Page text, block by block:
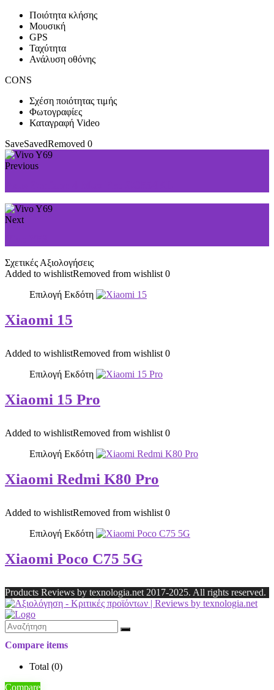
Ποιότητα κλήσης
Μουσική
GPS
Ταχύτητα
Ανάλυση οθόνης
CONS
Σχέση ποιότητας τιμής
Φωτογραφίες
Καταγραφή Video
SaveSavedRemoved 0
Previous
Next
Σχετικές Αξιολογήσεις
Added to wishlistRemoved from wishlist 0
Επιλογή Εκδότη
Xiaomi 15
Added to wishlistRemoved from wishlist 0
Επιλογή Εκδότη
Xiaomi 15 Pro
Added to wishlistRemoved from wishlist 0
Επιλογή Εκδότη
Xiaomi Redmi K80 Pro
Added to wishlistRemoved from wishlist 0
Επιλογή Εκδότη
Xiaomi Poco C75 5G
Products Reviews by texnologia.net 2017-2025. All rights reserved.
Compare items
Total (0)
Compare